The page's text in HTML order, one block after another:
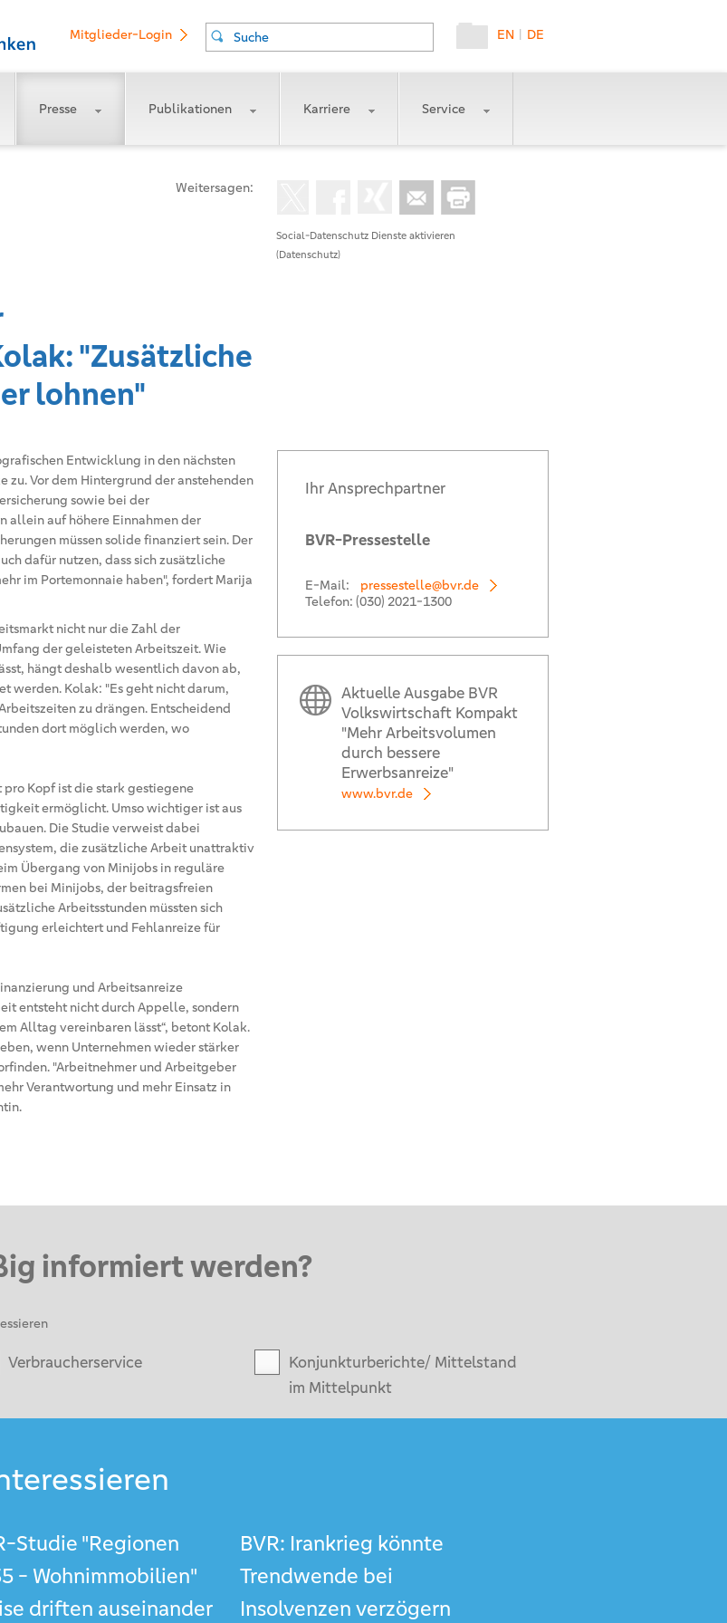
DE
|
EN
Suche
Mitglieder-Login
Presse Publikationen Karriere Service
Social-Datenschutz Dienste aktivieren
(Datenschutz)
Weitersagen:
"Zusätzliche
lohnen"
Entwicklung in den nächsten
Vor dem Hintergrund der anstehenden
sowie bei der
allein auf höhere Einnahmen der
müssen solide finanziert sein. Der
dafür nutzen, dass sich zusätzliche
im Portemonnaie haben", fordert Marija
nicht nur die Zahl der
der geleisteten Arbeitszeit. Wie
hängt deshalb wesentlich davon ab,
werden. Kolak: "Es geht nicht darum,
zu drängen. Entscheidend
dort möglich werden, wo
Kopf ist die stark gestiegene
ermöglicht. Umso wichtiger ist aus
Die Studie verweist dabei
die zusätzliche Arbeit unattraktiv
Übergang von Minijobs in reguläre
bei Minijobs, der beitragsfreien
Arbeitsstunden müssten sich
erleichtert und Fehlanreize für
und Arbeitsanreize
entsteht nicht durch Appelle, sondern
Alltag vereinbaren lässt“, betont Kolak.
wenn Unternehmen wieder stärker
"Arbeitnehmer und Arbeitgeber
Verantwortung und mehr Einsatz in
Ihr Ansprechpartner
BVR-Pressestelle
E-Mail:
pressestelle@bvr.de
Telefon: (030) 2021-1300
Aktuelle Ausgabe BVR
Volkswirtschaft Kompakt
"Mehr Arbeitsvolumen
durch bessere
Erwerbsanreize"
www.bvr.de
informiert werden?
Verbraucherservice
Konjunkturberichte/ Mittelstand
im Mittelpunkt
Studie "Regionen
- Wohnimmobilien"
driften auseinander
BVR: Irankrieg könnte
Trendwende bei
Insolvenzen verzögern